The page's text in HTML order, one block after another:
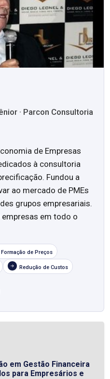
· Parcon Consultoria
de Empresas
à consultoria
Fundou a
ao mercado de PMEs
grupos empresariais.
em todo o
Formação de Preços
Redução de Custos
em Gestão Financeira
para Empresários e